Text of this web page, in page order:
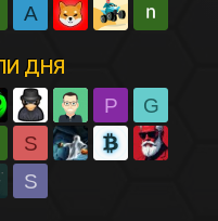
A
ДНЯ
P
G
S
S